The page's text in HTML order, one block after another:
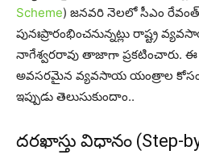
Scheme) జనవరి నెలలో సీఎం
పునఃప్రారంభించనున్నట్లు రాష్ట్ర
నాగేశ్వరరావు తాజాగా ప్రకటించారు. ఈ
అవ‌స‌ర‌మైన వ్య‌వ‌సాయ యంత్రాల
ఇప్పుడు తెలుసుకుందాం..
దరఖాస్తు విధానం (Step-